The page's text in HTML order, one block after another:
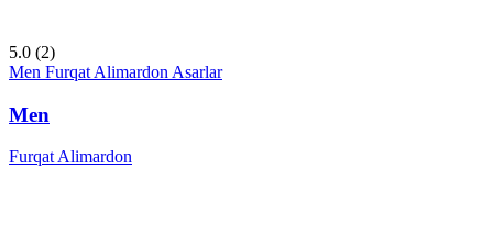
5.0 (2)
Men Furqat Alimardon Asarlar
Men
Furqat Alimardon